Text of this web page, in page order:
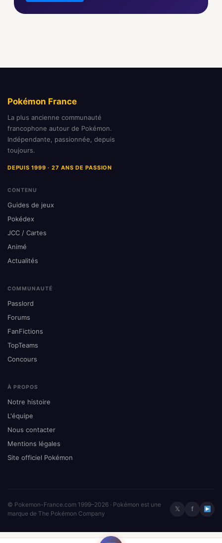
Pokémon France
La plus ancienne communauté
francophone autour de Pokémon.
Indépendante, passionnée, depuis
toujours.
DEPUIS 1999 · 27 ANS DE PASSION
CONTENU
Guides de jeux
Pokédex
JCC / Cartes
Animé
Actualités
COMMUNAUTÉ
Passlord
Forums
FanFictions
TopTeams
Concours
À PROPOS
Notre histoire
L'équipe
Nous contacter
Mentions légales
Site officiel Pokémon
© Pokemon-France.com 1999–2026 · Pokémon est une
marque de The Pokémon Company
𝕏 f